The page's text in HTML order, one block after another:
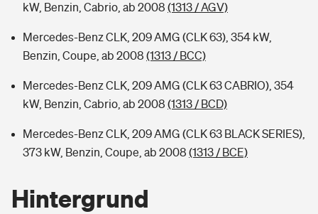
kW, Benzin, Cabrio, ab 2008 (1313 / AGV)
Mercedes-Benz CLK, 209 AMG (CLK 63), 354 kW,
Benzin, Coupe, ab 2008 (1313 / BCC)
Mercedes-Benz CLK, 209 AMG (CLK 63 CABRIO), 354
kW, Benzin, Cabrio, ab 2008 (1313 / BCD)
Mercedes-Benz CLK, 209 AMG (CLK 63 BLACK SERIES),
373 kW, Benzin, Coupe, ab 2008 (1313 / BCE)
Hintergrund